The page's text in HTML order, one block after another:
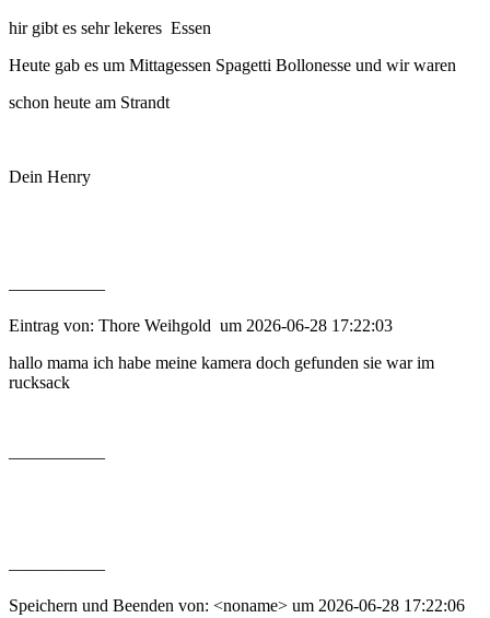
hir gibt es sehr lekeres Essen
Heute gab es um Mittagessen Spagetti Bollonesse und wir waren
schon heute am Strandt
Dein Henry
—————–
Eintrag von: Thore Weihgold um 2026-06-28 17:22:03
hallo mama ich habe meine kamera doch gefunden sie war im
rucksack
—————–
—————–
Speichern und Beenden von: <noname> um 2026-06-28 17:22:06